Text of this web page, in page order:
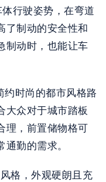
行驶姿势，在弯道
了制动的安全性和
制动时，也能让车
时尚的都市风格路
大众对于城市踏板
理，前置储物格可
勤的需求。
格，外观硬朗且充